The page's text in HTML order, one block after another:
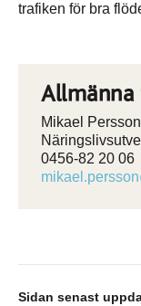
trafiken för bra
Allmänna
Mikael Persson
0456-82 20 06
Sidan senast